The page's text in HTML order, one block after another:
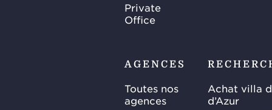
Private
Office
AGENCES
Toutes nos
agences
Achat villa
d’Azur